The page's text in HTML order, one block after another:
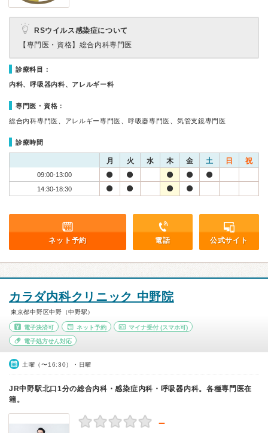
RSウイルス感染症について
【専門医・資格】 総合内科専門医
診療科目：
内科、呼吸器内科、アレルギー科
専門医・資格：
総合内科専門医、アレルギー専門医、呼吸器専門医、気管支鏡専門医
診療時間
月 火 水 木 金 土 日 祝
09:00-13:00
14:30-18:30
ネット予約 電話 公式サイト
カラダ内科クリニック 中野院
東京都中野区中野（中野駅）
電子決済可 ネット予約 マイナ受付 (スマホ可)
電子処方せん対応
土曜（〜16:30）・日曜
JR中野駅北口1分の総合内科・感染症内科・呼吸器内科。各種専門医在
籍。
－